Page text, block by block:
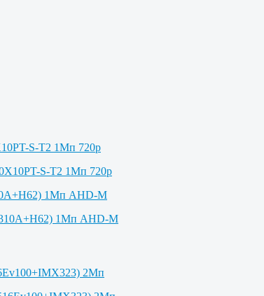
S-T2 1Мп 720p
1Мп AHD-M
2Мп